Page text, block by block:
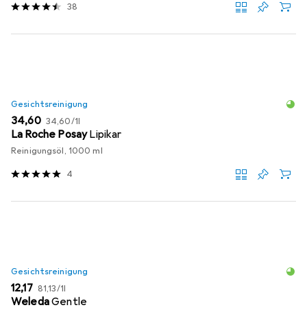
38
Gesichtsreinigung
EUR
34,60 EUR
34,60/1l
La Roche PosayLipikar
Reinigungsöl, 1000 ml
4
Gesichtsreinigung
EUR
12,17 EUR
81,13/1l
WeledaGentle